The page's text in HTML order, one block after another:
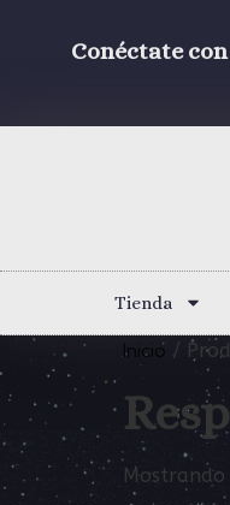
Conéctate
Tienda
Inicio /